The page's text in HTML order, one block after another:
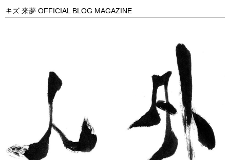
キズ 来夢 OFFICIAL BLOG MAGAZINE